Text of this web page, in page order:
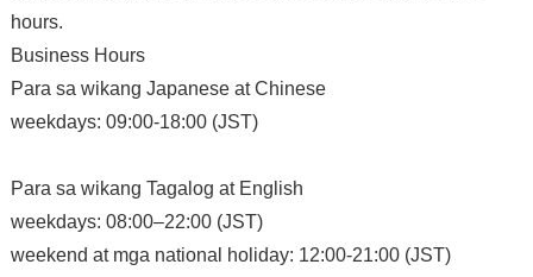
hours.
Business Hours
Para sa wikang Japanese at Chinese
weekdays: 09:00-18:00 (JST)
Para sa wikang Tagalog at English
weekdays: 08:00–22:00 (JST)
weekend at mga national holiday: 12:00-21:00 (JST)